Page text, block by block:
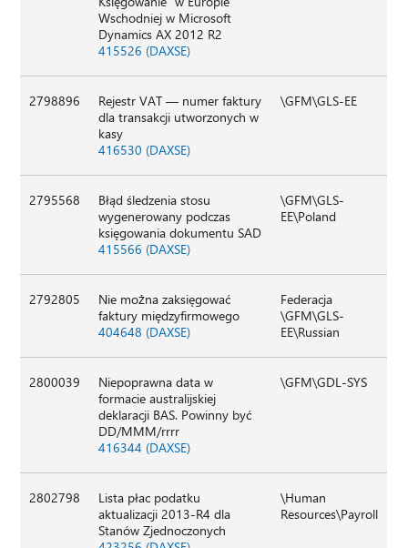
Wschodniej w Microsoft
Dynamics AX 2012 R2
415526 (DAXSE)
2798896
Rejestr VAT — numer faktury
dla transakcji utworzonych w
kasy
416530 (DAXSE)
\GFM\GLS-EE
2795568
Błąd śledzenia stosu
wygenerowany podczas
księgowania dokumentu SAD
415566 (DAXSE)
\GFM\GLS-
EE\Poland
2792805
Nie można zaksięgować
faktury międzyfirmowego
404648 (DAXSE)
Federacja
\GFM\GLS-
EE\Russian
2800039
Niepoprawna data w
formacie australijskiej
deklaracji BAS. Powinny być
DD/MMM/rrrr
416344 (DAXSE)
\GFM\GDL-SYS
2802798
Lista płac podatku
aktualizacji 2013-R4 dla
Stanów Zjednoczonych
\Human
Resources\Payroll